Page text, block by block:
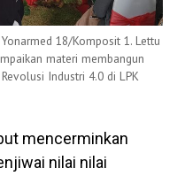
18/Komposit 1. Lettu
materi membangun
Industri 4.0 di LPK
mencerminkan
nilai nilai